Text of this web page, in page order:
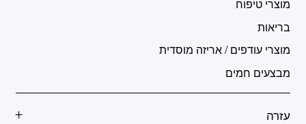
מוצרי טיפוח
בריאות
מוצרי עודפים / אריזה מוסדית
מבצעים חמים
עזרה